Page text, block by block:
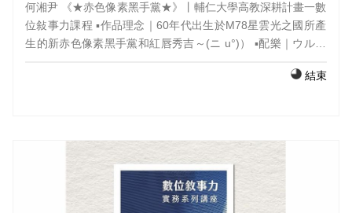
何湘尹 《★赤色像素黑手黨★》丨輔仁大學高教深耕計畫一數
位敍事力課程 ▪️作品理念｜60年代出生於M78星雲光之國所產
生的新赤色像素黑手黨和紅唇秀吉～(ニ u°)） ▪️配樂｜ウルト
結束